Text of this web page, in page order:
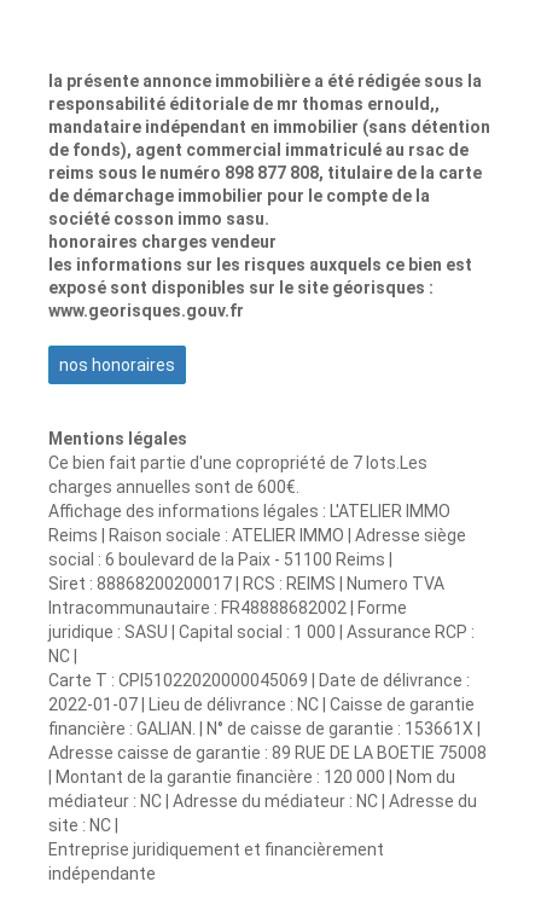
la présente annonce immobilière a été rédigée sous la
responsabilité éditoriale de mr thomas ernould,,
mandataire indépendant en immobilier (sans détention
de fonds), agent commercial immatriculé au rsac de
reims sous le numéro 898 877 808, titulaire de la carte
de démarchage immobilier pour le compte de la
société cosson immo sasu.
honoraires charges vendeur
les informations sur les risques auxquels ce bien est
exposé sont disponibles sur le site géorisques :
www.georisques.gouv.fr
nos honoraires
Mentions légales
Ce bien fait partie d'une copropriété de 7 lots.Les
charges annuelles sont de 600€.
Affichage des informations légales : L'ATELIER IMMO
Reims | Raison sociale : ATELIER IMMO | Adresse siège
social : 6 boulevard de la Paix - 51100 Reims |
Siret : 88868200200017 | RCS : REIMS | Numero TVA
Intracommunautaire : FR48888682002 | Forme
juridique : SASU | Capital social : 1 000 | Assurance RCP :
NC |
Carte T : CPI51022020000045069 | Date de délivrance :
2022-01-07 | Lieu de délivrance : NC | Caisse de garantie
financière : GALIAN. | N° de caisse de garantie : 153661X |
Adresse caisse de garantie : 89 RUE DE LA BOETIE 75008
| Montant de la garantie financière : 120 000 | Nom du
médiateur : NC | Adresse du médiateur : NC | Adresse du
site : NC |
Entreprise juridiquement et financièrement
indépendante